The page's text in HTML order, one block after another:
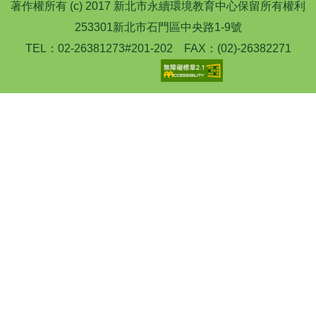
著作權所有 (c) 2017 新北市永續環境教育中心保留所有權利
253301新北市石門區中央路1-9號
TEL：02-26381273#201-202 FAX：(02)-26382271